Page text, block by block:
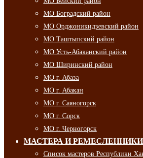
МО Боградский район
МО Орджоникидзевский район
МО Таштыпский район
МО Усть-Абаканский район
МО Ширинский район
МО г. Абаза
МО г. Абакан
МО г. Саяногорск
МО г. Сорск
МО г. Черногорск
МАСТЕРА И
Список мастеров Республики